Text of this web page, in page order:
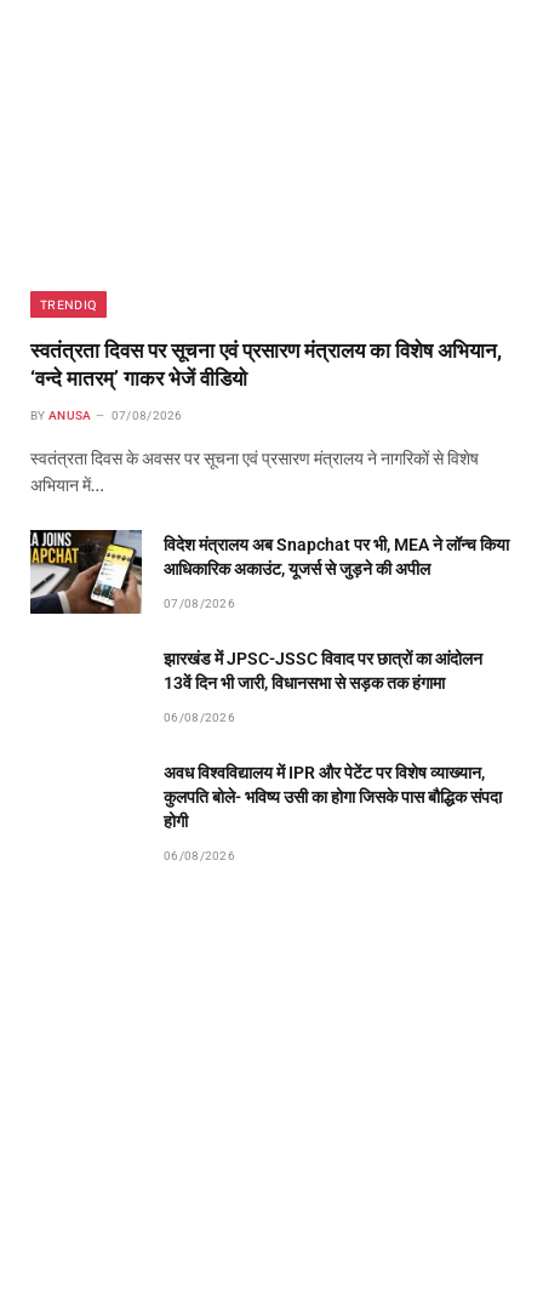
TRENDIQ
स्वतंत्रता दिवस पर सूचना एवं प्रसारण मंत्रालय का विशेष अभियान,
‘वन्दे मातरम्’ गाकर भेजें वीडियो
BY ANUSA 07/08/2026
स्वतंत्रता दिवस के अवसर पर सूचना एवं प्रसारण मंत्रालय ने नागरिकों से विशेष
अभियान में…
विदेश मंत्रालय अब Snapchat पर भी, MEA ने लॉन्च किया
आधिकारिक अकाउंट, यूजर्स से जुड़ने की अपील
07/08/2026
झारखंड में JPSC-JSSC विवाद पर छात्रों का आंदोलन
13वें दिन भी जारी, विधानसभा से सड़क तक हंगामा
06/08/2026
अवध विश्वविद्यालय में IPR और पेटेंट पर विशेष व्याख्यान,
कुलपति बोले- भविष्य उसी का होगा जिसके पास बौद्धिक संपदा
होगी
06/08/2026